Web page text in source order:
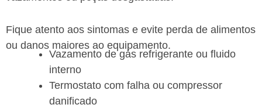
Fique atento aos sintomas e evite perda de alimentos
ou danos maiores ao equipamento.
Vazamento de gás refrigerante ou fluido
interno
Termostato com falha ou compressor
danificado